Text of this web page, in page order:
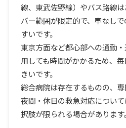
線、東武佐野線）やバス路線
バー範囲が限定的で、車なし
すいです。
東京方面など都心部への通勤
用しても時間がかかるため、
きいです。
総合病院は存在するものの、
夜間・休日の救急対応につい
択肢が限られる場合があります。